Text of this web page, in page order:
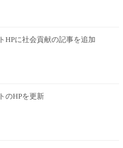
HPに社会貢献の記事を追加
のHPを更新